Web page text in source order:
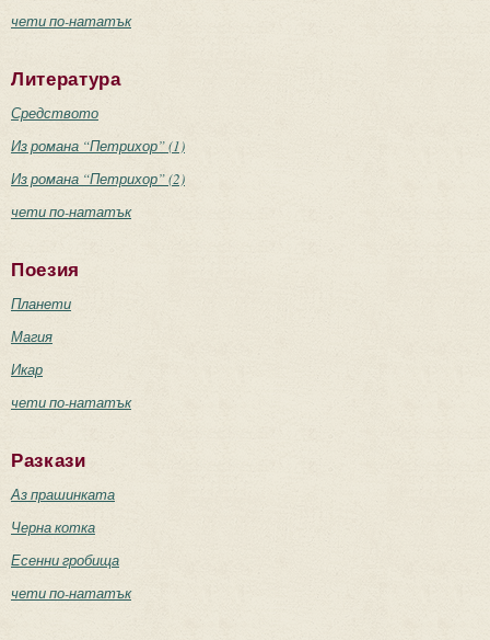
чети по-нататък
Литература
Средството
Из романа “Петрихор” (1)
Из романа “Петрихор” (2)
чети по-нататък
Поезия
Планети
Магия
Икар
чети по-нататък
Разкази
Аз прашинката
Черна котка
Есенни гробища
чети по-нататък